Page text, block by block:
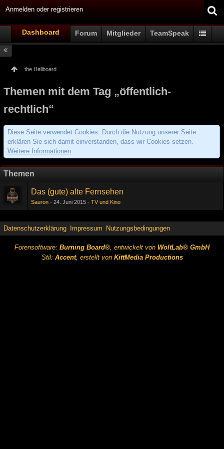
Anmelden oder registrieren
Dashboard Forum Mitglieder TeamSpeak
the Hellboard
Themen mit dem Tag „öffentlich-
rechtlich“
Diese Seite verwendet Cookies. Durch die Nutzung unserer Seite
erklären Sie sich damit einverstanden, dass wir Cookies setzen.
Weitere Informationen
Themen
Das (gute) alte Fernsehen
Sauron 24. Juni 2015 TV und Kino
Datenschutzerklärung Impressum Nutzungsbedingungen
Forensoftware: Burning Board®, entwickelt von WoltLab® GmbH
Stil: Accent, erstellt von KittMedia Productions